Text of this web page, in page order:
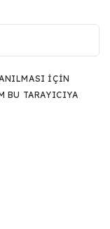
IÇIN
BU TARAYICIYA